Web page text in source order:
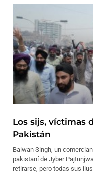
Los sijs, víctimas
Pakistán
Balwan Singh, un
pakistaní de Jyber
retirarse, pero todas sus